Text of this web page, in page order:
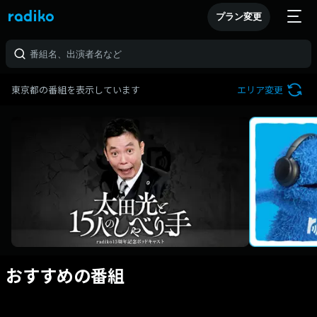
プラン変更
東京都の番組を表示しています エリア変更
おすすめの番組